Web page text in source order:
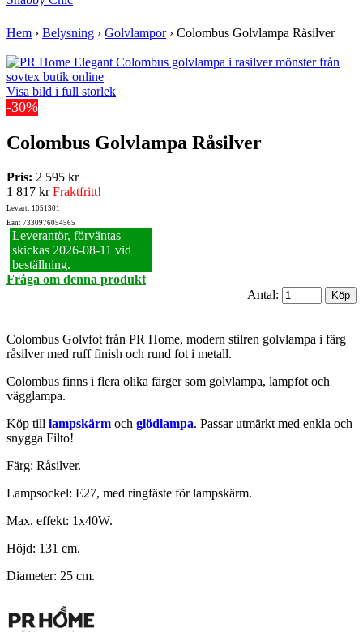
Hem › Belysning › Golvlampor› Colombus Golvlampa Råsilver
Visa bild i full storlek
-30%
Colombus Golvlampa Råsilver
Pris: 2 595 kr
1 817 krFraktfritt!
Lev.art: 1051301
Ean: 7330976054565
Leverantör, förväntas
skickas 2026‑08‑11 vid
beställning.
Fråga om denna produkt
Antal:
Colombus Golvfot från PR Home, modern stilren golvlampa i färg
råsilver med ruff finish och rund fot i metall.
Colombus finns i flera olika färger som golvlampa, lampfot och
vägglampa.
Köp till lampskärm och glödlampa. Passar utmärkt med enkla och
snygga Filto!
Färg: Råsilver.
Lampsockel: E27, med ringfäste för lampskärm.
Max. effekt: 1x40W.
Höjd: 131 cm.
Diameter: 25 cm.